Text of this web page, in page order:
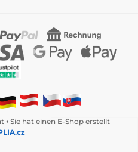
Sie hat einen E-Shop erstellt